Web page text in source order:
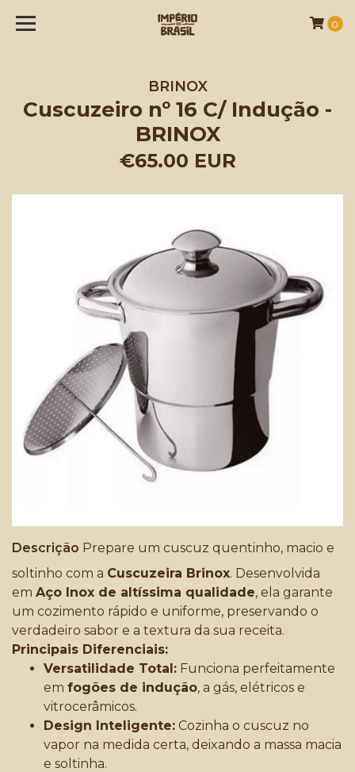
0
BRINOX
Cuscuzeiro nº 16 C/ Indução -
BRINOX
€65.00 EUR
Descrição Prepare um cuscuz quentinho, macio e
soltinho com a Cuscuzeira Brinox. Desenvolvida
em Aço Inox de altíssima qualidade, ela garante
um cozimento rápido e uniforme, preservando o
verdadeiro sabor e a textura da sua receita.
Principais Diferenciais:
Versatilidade Total: Funciona perfeitamente
em fogões de indução, a gás, elétricos e
vitrocerâmicos.
Design Inteligente: Cozinha o cuscuz no
vapor na medida certa, deixando a massa macia
e soltinha.